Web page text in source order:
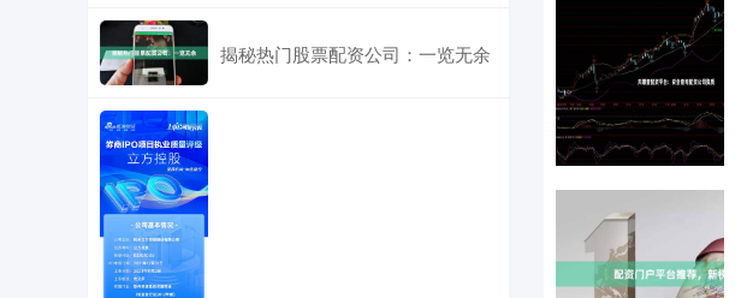
揭秘热门股票配资公司：一览无余